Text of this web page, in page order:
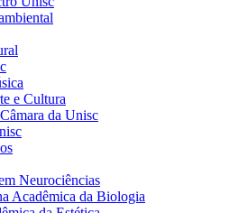
e Cultura
da Unisc
Neurociências
Acadêmica da Biologia